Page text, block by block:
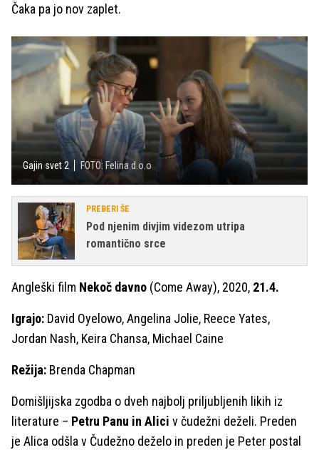
Čaka pa jo nov zaplet.
Gajin svet 2 FOTO: Felina d.o.o
PREBERI ŠE
Pod njenim divjim videzom utripa
romantično srce
Angleški film Nekoč davno (Come Away), 2020, 21.4.
Igrajo: David Oyelowo, Angelina Jolie, Reece Yates,
Jordan Nash, Keira Chansa, Michael Caine
Režija: Brenda Chapman
Domišljijska zgodba o dveh najbolj priljubljenih likih iz
literature – Petru Panu in Alici v čudežni deželi. Preden
je Alica odšla v Čudežno deželo in preden je Peter postal